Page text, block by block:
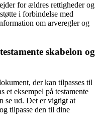
for ældres rettigheder og
i forbindelse med
om arveregler og
skabelon og
der kan tilpasses til
et eksempel på testamente
se ud. Det er vigtigt at
tilpasse den til dine